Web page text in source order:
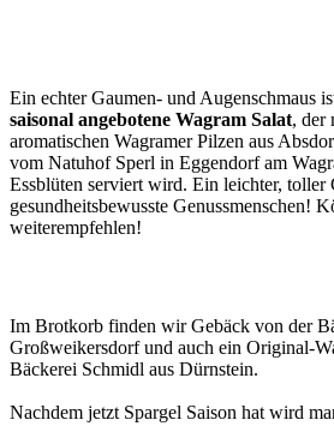
Ein echter Gaumen- und Augenschmaus
saisonal angebotene Wagram Salat, der
aromatischen Wagramer Pilzen aus
vom Natuhof Sperl in Eggendorf am
Essblüten serviert wird. Ein leichter, toller
gesundheitsbewusste Genussmenschen!
weiterempfehlen!
Im Brotkorb finden wir Gebäck von der
Großweikersdorf und auch ein Original-
Bäckerei Schmidl aus Dürnstein.
Nachdem jetzt Spargel Saison hat wird